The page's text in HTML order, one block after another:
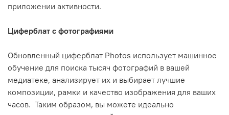
приложении активности.
Циферблат с фотографиями
Обновленный циферблат Photos использует машинное
обучение для поиска тысяч фотографий в вашей
медиатеке, анализирует их и выбирает лучшие
композиции, рамки и качество изображения для ваших
часов. Таким образом, вы можете идеально